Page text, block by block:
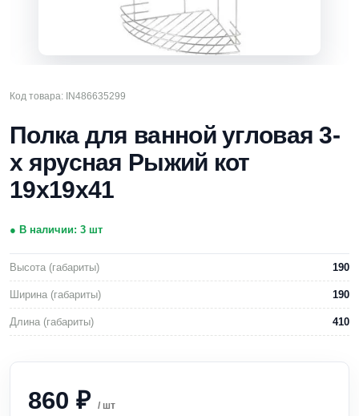
Код товара: IN486635299
Полка для ванной угловая 3-
х ярусная Рыжий кот
19х19х41
● В наличии: 3 шт
Высота (габариты) 190
Ширина (габариты) 190
Длина (габариты) 410
860 ₽ / шт